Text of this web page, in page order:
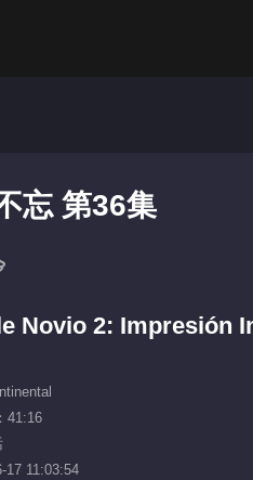
忘 第36集
Novio 2: Impresión
41:16
17 11:03:54